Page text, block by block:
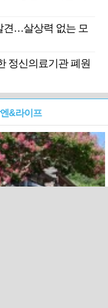
견…살상력 없는 모
정신의료기관 폐원
&라이프